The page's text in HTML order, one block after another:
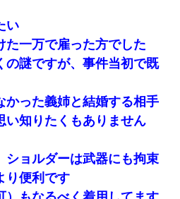
い
た一万で雇った方でした
の謎ですが、事件当初で既
かった義姉と結婚する相手
い知りたくもありません
ショルダーは武器にも拘束
り便利です